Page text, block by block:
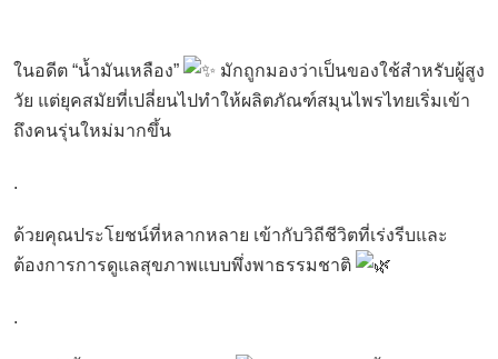
ในอดีต “น้ำมันเหลือง”
มักถูกมองว่าเป็นของใช้สำหรับผู้สูง
วัย แต่ยุคสมัยที่เปลี่ยนไปทำให้ผลิตภัณฑ์สมุนไพรไทยเริ่มเข้า
ถึงคนรุ่นใหม่มากขึ้น
.
ด้วยคุณประโยชน์ที่หลากหลาย เข้ากับวิถีชีวิตที่เร่งรีบและ
ต้องการการดูแลสุขภาพแบบพึ่งพาธรรมชาติ
.